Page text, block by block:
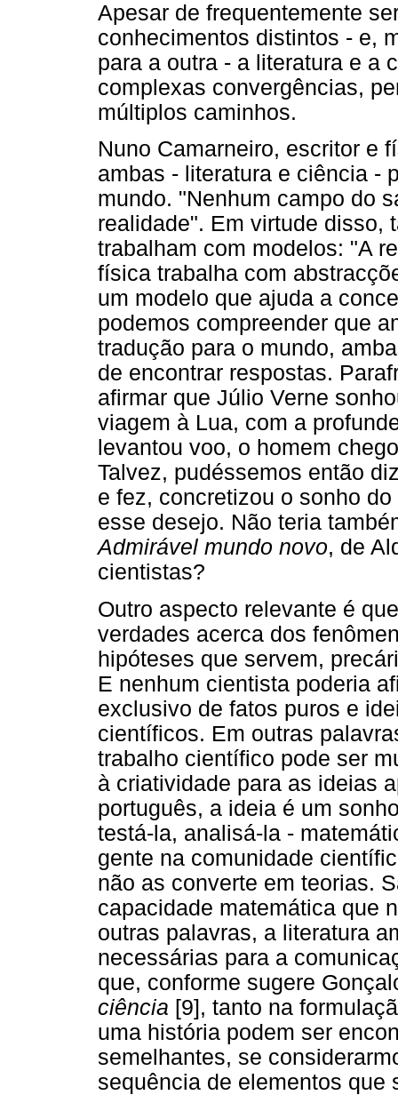
Apesar de frequentemente
conhecimentos distintos - e,
para a outra - a literatura e a
complexas convergências,
múltiplos caminhos.
Nuno Camarneiro, escritor e
ambas - literatura e ciência -
mundo. "Nenhum campo do
realidade". Em virtude disso,
trabalham com modelos: "A
física trabalha com
um modelo que ajuda a
podemos compreender que
tradução para o mundo,
de encontrar respostas.
afirmar que Júlio Verne
viagem à Lua, com a
levantou voo, o homem
Talvez, pudéssemos então
e fez, concretizou o sonho
esse desejo. Não teria
Admirável mundo novo, de
cientistas?
Outro aspecto relevante é
verdades acerca dos
hipóteses que servem,
E nenhum cientista poderia
exclusivo de fatos puros e
científicos. Em outras
trabalho científico pode ser
à criatividade para as ideias
português, a ideia é um
testá-la, analisá-la -
gente na comunidade
não as converte em teorias.
capacidade matemática que
outras palavras, a literatura
necessárias para a
que, conforme sugere
ciência [9], tanto na
uma história podem ser
semelhantes, se
sequência de elementos que